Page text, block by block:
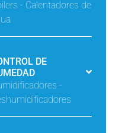
- Calentadores de
DE
-